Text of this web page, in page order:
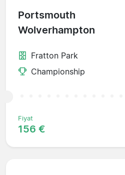
Portsmouth
Wolverhampton
Fratton Park
Championship
Fiyat
156 €